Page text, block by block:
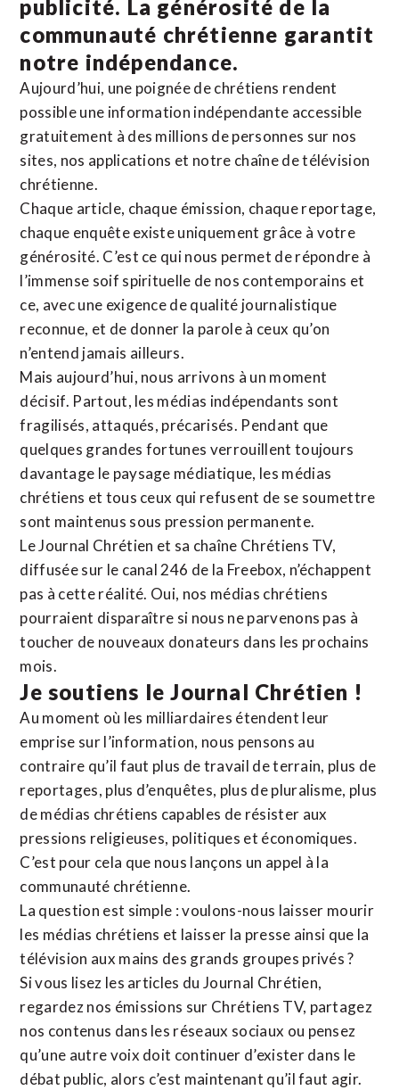
publicité. La générosité de la
communauté chrétienne garantit
notre indépendance.
Aujourd’hui, une poignée de chrétiens rendent
possible une information indépendante accessible
gratuitement à des millions de personnes sur nos
sites, nos applications et notre chaîne de télévision
chrétienne.
Chaque article, chaque émission, chaque reportage,
chaque enquête existe uniquement grâce à votre
générosité. C’est ce qui nous permet de répondre à
l’immense soif spirituelle de nos contemporains et
ce, avec une exigence de qualité journalistique
reconnue, et de donner la parole à ceux qu’on
n’entend jamais ailleurs.
Mais aujourd’hui, nous arrivons à un moment
décisif. Partout, les médias indépendants sont
fragilisés, attaqués, précarisés. Pendant que
quelques grandes fortunes verrouillent toujours
davantage le paysage médiatique, les médias
chrétiens et tous ceux qui refusent de se soumettre
sont maintenus sous pression permanente.
Le Journal Chrétien et sa chaîne Chrétiens TV,
diffusée sur le canal 246 de la Freebox, n’échappent
pas à cette réalité. Oui, nos médias chrétiens
pourraient disparaître si nous ne parvenons pas à
toucher de nouveaux donateurs dans les prochains
mois.
Je soutiens le Journal Chrétien !
Au moment où les milliardaires étendent leur
emprise sur l’information, nous pensons au
contraire qu’il faut plus de travail de terrain, plus de
reportages, plus d’enquêtes, plus de pluralisme, plus
de médias chrétiens capables de résister aux
pressions religieuses, politiques et économiques.
C’est pour cela que nous lançons un appel à la
communauté chrétienne.
La question est simple : voulons-nous laisser mourir
les médias chrétiens et laisser la presse ainsi que la
télévision aux mains des grands groupes privés ?
Si vous lisez les articles du Journal Chrétien,
regardez nos émissions sur Chrétiens TV, partagez
nos contenus dans les réseaux sociaux ou pensez
qu’une autre voix doit continuer d’exister dans le
débat public, alors c’est maintenant qu’il faut agir.